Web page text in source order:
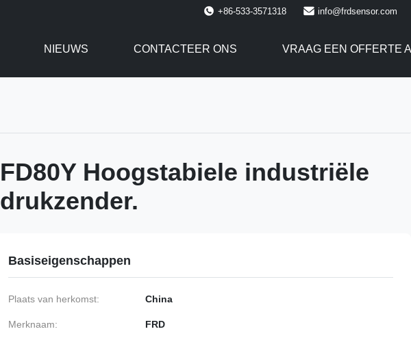
+86-533-3571318 info@frdsensor.com
NIEUWS CONTACTEER ONS VRAAG EEN OFFERTE
FD80Y Hoogstabiele industriële
drukzender.
Basiseigenschappen
Plaats van herkomst: China
Merknaam: FRD